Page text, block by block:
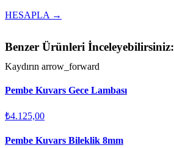
HESAPLA →
Benzer Ürünleri İnceleyebilirsiniz:
Kaydırın arrow_forward
Pembe Kuvars Gece Lambası
₺4.125,00
Pembe Kuvars Bileklik 8mm